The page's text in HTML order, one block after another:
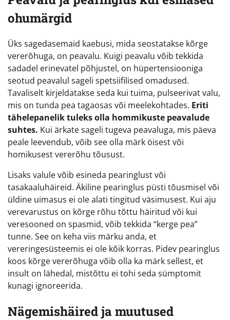
ohumärgid
Üks sagedasemaid kaebusi, mida seostatakse kõrge
vererõhuga, on peavalu. Kuigi peavalu võib tekkida
sadadel erinevatel põhjustel, on hüpertensiooniga
seotud peavalul sageli spetsiifilised omadused.
Tavaliselt kirjeldatakse seda kui tuima, pulseerivat valu,
mis on tunda pea tagaosas või meelekohtades. Eriti
tähelepanelik tuleks olla hommikuste peavalude
suhtes. Kui ärkate sageli tugeva peavaluga, mis päeva
peale leevendub, võib see olla märk öisest või
homikusest vererõhu tõusust.
Lisaks valule võib esineda pearinglust või
tasakaaluhäireid. Äkiline pearinglus püsti tõusmisel või
üldine uimasus ei ole alati tingitud väsimusest. Kui aju
verevarustus on kõrge rõhu tõttu häiritud või kui
veresooned on spasmid, võib tekkida “kerge pea”
tunne. See on keha viis märku anda, et
vereringesüsteemis ei ole kõik korras. Pidev pearinglus
koos kõrge vererõhuga võib olla ka märk sellest, et
insult on lähedal, mistõttu ei tohi seda sümptomit
kunagi ignoreerida.
Nägemishäired ja muutused